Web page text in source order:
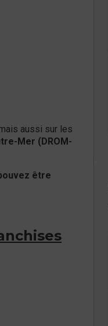
aussi sur les
Mer (DROM-
être